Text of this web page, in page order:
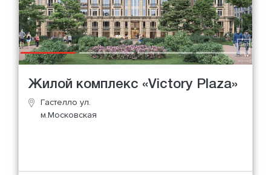
Жилой комплекс «Victory Plaza»
Гастелло ул.
м.Московская